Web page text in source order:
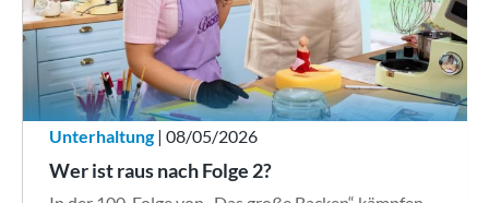
Unterhaltung| 08/05/2026
Wer ist raus nach Folge 2?